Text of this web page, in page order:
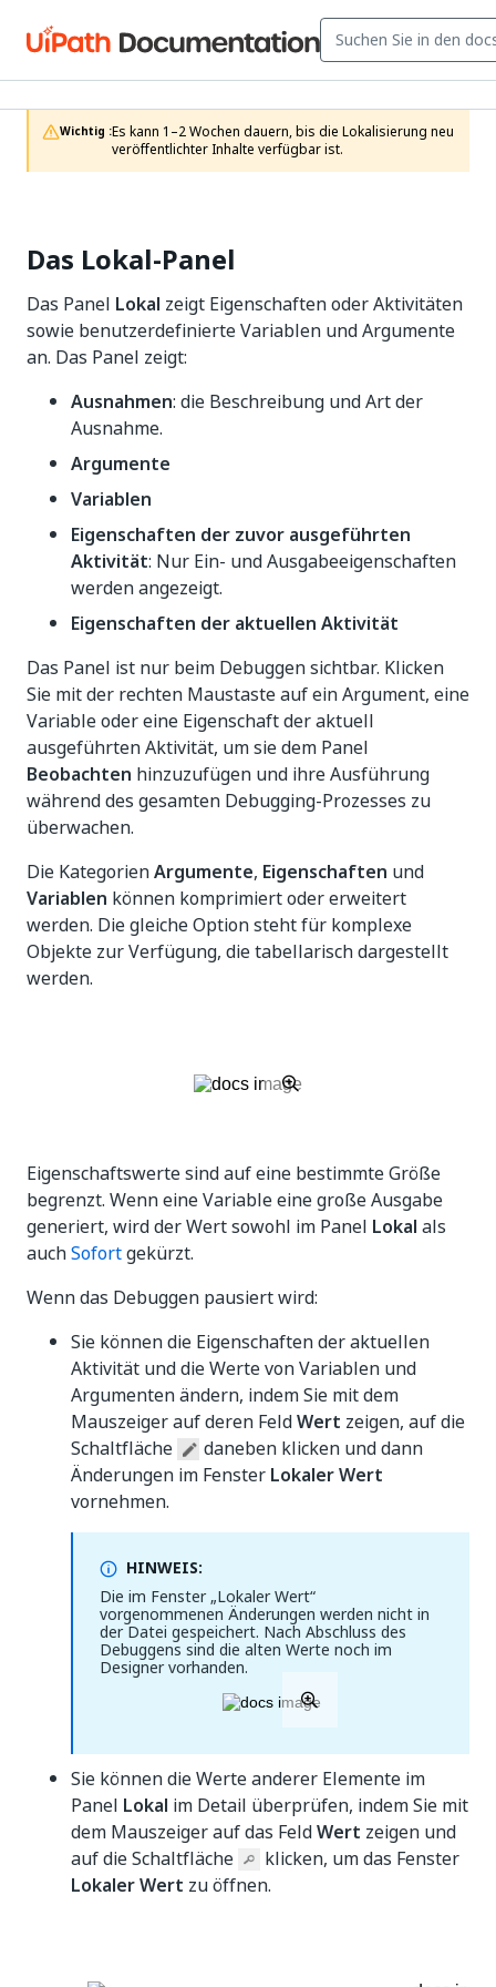
Wichtig :Es kann 1–2 Wochen dauern, bis die Lokalisierung neu
veröffentlichter Inhalte verfügbar ist.
Das Lokal-Panel
Das Panel Lokal zeigt Eigenschaften oder Aktivitäten
sowie benutzerdefinierte Variablen und Argumente
an. Das Panel zeigt:
Ausnahmen: die Beschreibung und Art der
Ausnahme.
Argumente
Variablen
Eigenschaften der zuvor ausgeführten
Aktivität: Nur Ein- und Ausgabeeigenschaften
werden angezeigt.
Eigenschaften der aktuellen Aktivität
Das Panel ist nur beim Debuggen sichtbar. Klicken
Sie mit der rechten Maustaste auf ein Argument, eine
Variable oder eine Eigenschaft der aktuell
ausgeführten Aktivität, um sie dem Panel
Beobachten hinzuzufügen und ihre Ausführung
während des gesamten Debugging-Prozesses zu
überwachen.
Die KategorienArgumente, Eigenschaften und
Variablen können komprimiert oder erweitert
werden. Die gleiche Option steht für komplexe
Objekte zur Verfügung, die tabellarisch dargestellt
werden.
Eigenschaftswerte sind auf eine bestimmte Größe
begrenzt. Wenn eine Variable eine große Ausgabe
generiert, wird der Wert sowohl im Panel Lokal als
auchSofortgekürzt.
Wenn das Debuggen pausiert wird:
Sie können die Eigenschaften der aktuellen
Aktivität und die Werte von Variablen und
Argumenten ändern, indem Sie mit dem
Mauszeiger auf deren FeldWert zeigen, auf die
Schaltfläche
daneben klicken und dann
Änderungen im Fenster Lokaler Wert
vornehmen.
HINWEIS:
Die im Fenster „Lokaler Wert“
vorgenommenen Änderungen werden nicht in
der Datei gespeichert. Nach Abschluss des
Debuggens sind die alten Werte noch im
Designer vorhanden.
Sie können die Werte anderer Elemente im
Panel Lokal im Detail überprüfen, indem Sie mit
dem Mauszeiger auf das FeldWert zeigen und
auf die Schaltfläche
klicken, um das Fenster
Lokaler Wert zu öffnen.